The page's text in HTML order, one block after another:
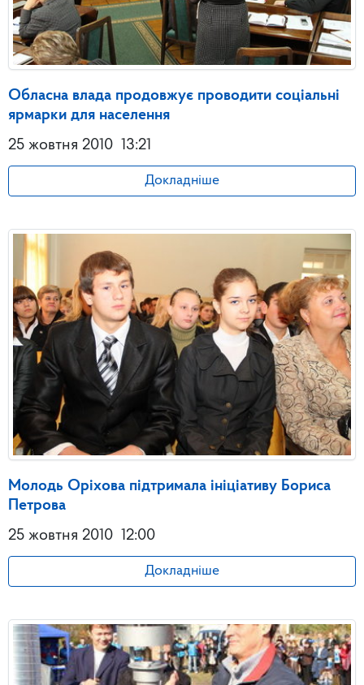
Обласна влада продовжує проводити соціальні
ярмарки для населення
25 жовтня 2010 13:21
Докладніше
Молодь Оріхова підтримала ініціативу Бориса
Петрова
25 жовтня 2010 12:00
Докладніше